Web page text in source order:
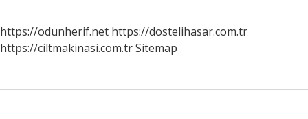
https://odunherif.net https://dostelihasar.com.tr
https://ciltmakinasi.com.trSitemap